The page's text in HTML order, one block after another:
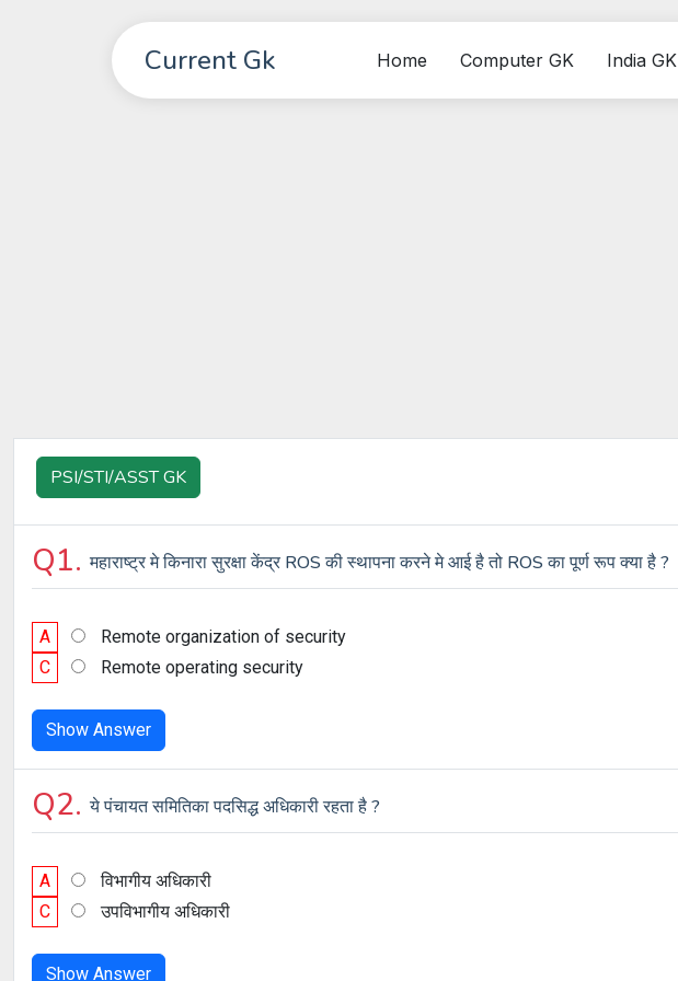
Current Gk Home Computer GK India GK
PSI/STI/ASST GK
Q1.महाराष्ट्र मे किनारा सुरक्षा केंद्र ROS की स्थापना करने मे आई है तो ROS का पूर्ण रूप क्या है ?
A Remote organization of security
C
Remote operating security
Show Answer
Q2.ये पंचायत समितिका पदसिद्ध अधिकारी रहता है ?
A विभागीय अधिकारी
C
उपविभागीय अधिकारी
Show Answer